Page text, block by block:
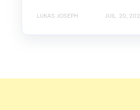
LUKAS JOSEPH JUIL. 20,